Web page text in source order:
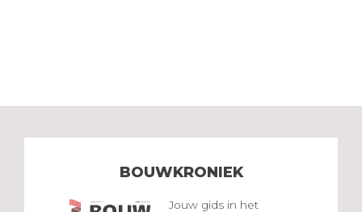
BOUWKRONIEK
Jouw gids in het